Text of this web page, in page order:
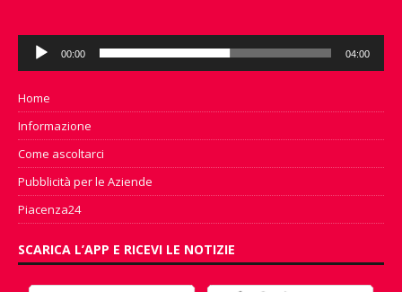
Audio
Player
00:00 04:00
Home
Informazione
Come ascoltarci
Pubblicità per le Aziende
Piacenza24
SCARICA L’APP E RICEVI LE NOTIZIE